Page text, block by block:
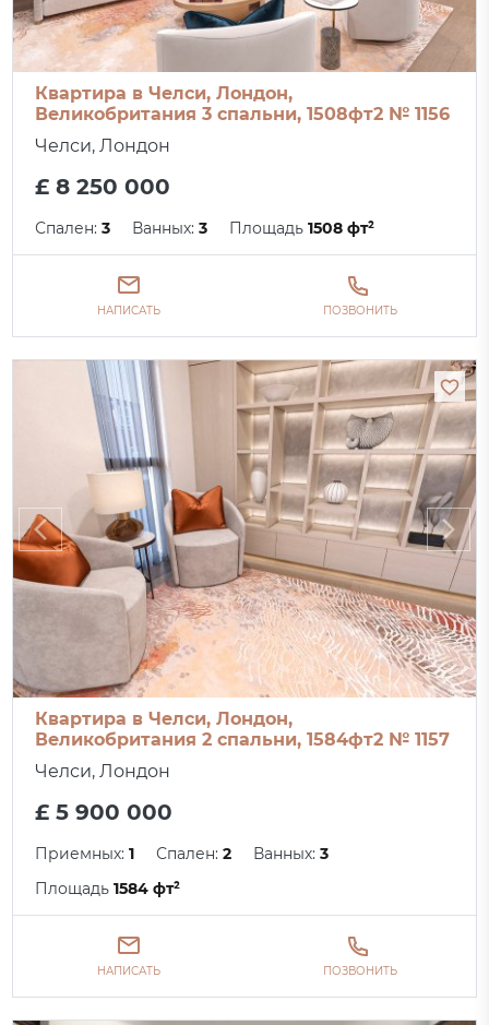
Квартира в Челси, Лондон,
Великобритания 3 спальни, 1508фт2 № 1156
Челси, Лондон
£ 8 250 000
Спален:3 Ванных:3 Площадь1508 фт²
НАПИСАТЬ ПОЗВОНИТЬ
Квартира в Челси, Лондон,
Великобритания 2 спальни, 1584фт2 № 1157
Челси, Лондон
£ 5 900 000
Приемных:1 Спален:2 Ванных:3
Площадь1584 фт²
НАПИСАТЬ ПОЗВОНИТЬ